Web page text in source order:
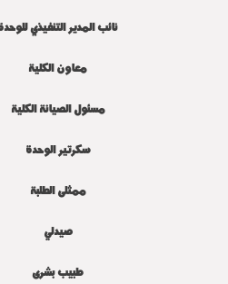
نائب المدير التنفيذي
معاون الكلية
مسئول الصيانة الكلية
سكرتير الوحدة
ممثلى الطلبة
صيدلي
طبيب بشرى